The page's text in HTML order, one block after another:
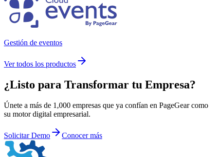
Gestión de eventos
Ver todos los productos
¿Listo para Transformar tu Empresa?
Únete a más de 1,000 empresas que ya confían en PageGear como
su motor digital empresarial.
Solicitar Demo Conocer más